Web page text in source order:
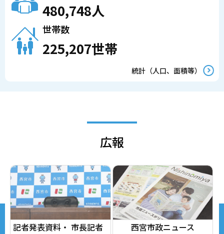
480,748人
世帯数
225,207世帯
統計（人口、面積等）
広報
記者発表資料・ 市長記者
西宮市政ニュース